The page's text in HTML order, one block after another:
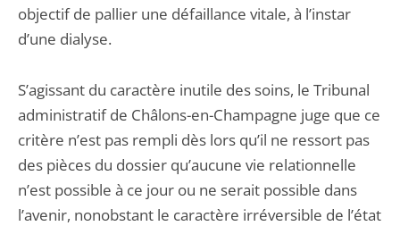
objectif de pallier une défaillance vitale, à l’instar
d’une dialyse.
S’agissant du caractère inutile des soins, le Tribunal
administratif de Châlons-en-Champagne juge que ce
critère n’est pas rempli dès lors qu’il ne ressort pas
des pièces du dossier qu’aucune vie relationnelle
n’est possible à ce jour ou ne serait possible dans
l’avenir, nonobstant le caractère irréversible de l’état